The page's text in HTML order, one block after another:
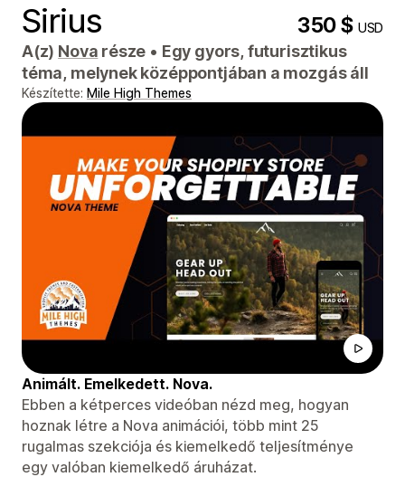
Sirius 350 $USD
A(z) Nova része • Egy gyors, futurisztikus
téma, melynek középpontjában a mozgás áll
Készítette: Mile High Themes
Animált. Emelkedett. Nova.
Ebben a kétperces videóban nézd meg, hogyan
hoznak létre a Nova animációi, több mint 25
rugalmas szekciója és kiemelkedő teljesítménye
egy valóban kiemelkedő áruházat.